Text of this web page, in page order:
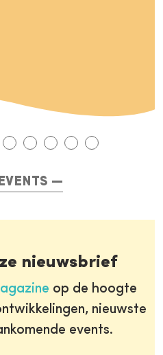
nieuwsbrief
op de hoogte
nieuwste
events.